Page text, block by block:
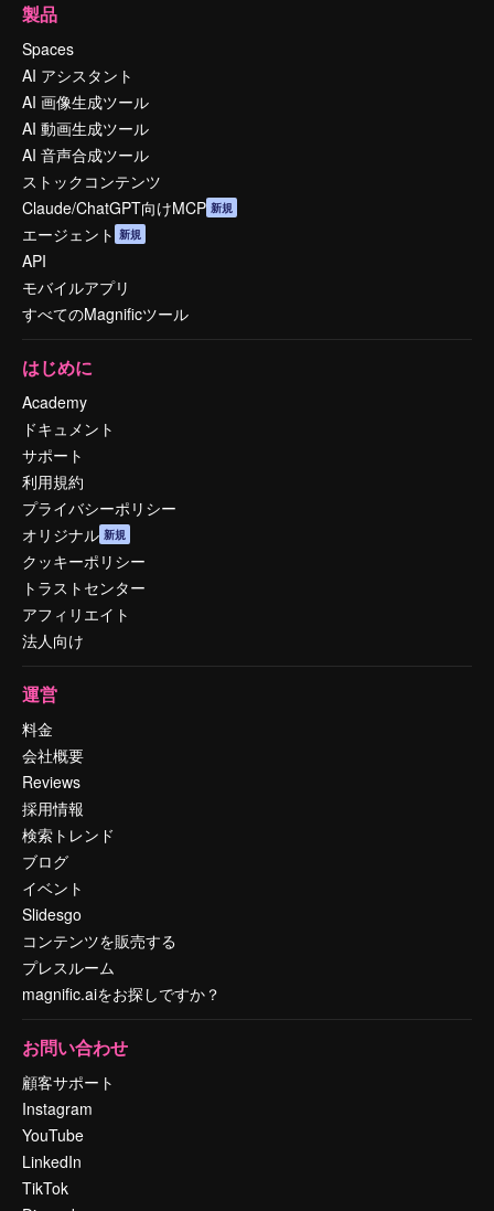
製品
Spaces
AI アシスタント
AI 画像生成ツール
AI 動画生成ツール
AI 音声合成ツール
ストックコンテンツ
Claude/ChatGPT向けMCP 新規
エージェント 新規
API
モバイルアプリ
すべてのMagnificツール
はじめに
Academy
ドキュメント
サポート
利用規約
プライバシーポリシー
オリジナル 新規
クッキーポリシー
トラストセンター
アフィリエイト
法人向け
運営
料金
会社概要
Reviews
採用情報
検索トレンド
ブログ
イベント
Slidesgo
コンテンツを販売する
プレスルーム
magnific.aiをお探しですか？
お問い合わせ
顧客サポート
Instagram
YouTube
LinkedIn
TikTok